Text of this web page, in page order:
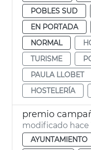
POBLES SUD
EN PORTADA
NORMAL
TURISME
PAULA LLOBET
HOSTELERÍA
modificado hace
AYUNTAMIENTO